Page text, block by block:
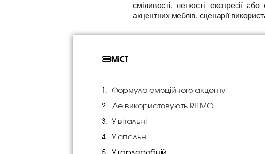
сміливості, легкості, експресії
акцентних меблів, сценарії
Зміст
Формула емоційного акценту
Де використовують RITMO
У вітальні
У спальні
У гардеробній